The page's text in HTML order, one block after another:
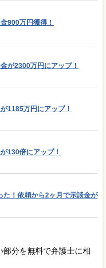
900万円獲得！
が2300万円にアップ！
1185万円にアップ！
130倍にアップ！
た！依頼から2ヶ月で示談金が